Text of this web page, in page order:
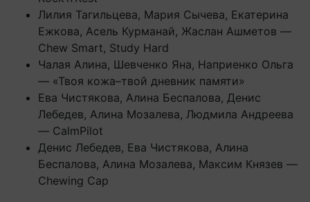
Лилия Тагильцева, Мария Сычева, Екатерина
Ежкова, Асель Курманай, Жаслан Ашметов —
Chew Smart, Study Hard
Чалая Алина, Шевченко Яна, Наприенко Ольга
— «Твоя кожа–твой дневник памяти»
Ева Чистякова, Алина Беспалова, Денис
Лебедев, Алина Мозалева, Людмила Андреева
— CalmPilot
Денис Лебедев, Ева Чистякова, Алина
Беспалова, Алина Мозалева, Максим Князев —
Chewing Cap